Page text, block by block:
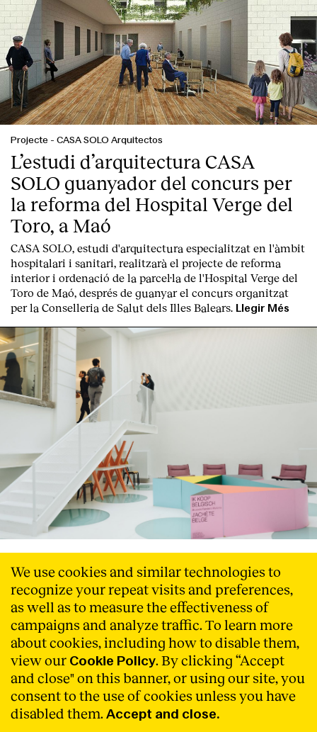
Projecte - CASA SOLO Arquitectos
L’estudi d’arquitectura CASA
SOLO guanyador del concurs per
la reforma del Hospital Verge del
Toro, a Maó
CASA SOLO, estudi d'arquitectura especialitzat en l'àmbit
hospitalari i sanitari, realitzarà el projecte de reforma
interior i ordenació de la parcel·la de l'Hospital Verge del
Toro de Maó, després de guanyar el concurs organitzat
per la Conselleria de Salut dels Illes Balears.
Llegir Més
Barcelona i Brussel·les es troben
per mostrar els equipaments
públics reactivadors de les ciutats
Amb el títol '_Import WB _Export BCN. Re-activate the
city' avui s’inaugura a l’ULB – Faculté d'Architecture La
Cambre Horta a Brussel·les la nova trobada – exposició de
Cities Connection Project (CCP), en col·laboració amb
Wallonie-Bruxelles Architectures
Llegir Més
We use cookies and similar technologies to
recognize your repeat visits and preferences,
as well as to measure the effectiveness of
campaigns and analyze traffic. To learn more
about cookies, including how to disable them,
view our Cookie Policy. By clicking “Accept
and close" on this banner, or using our site, you
consent to the use of cookies unless you have
disabled them. Accept and close.